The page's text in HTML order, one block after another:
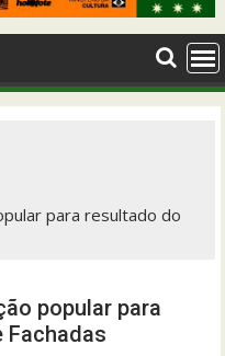
para resultado do
popular para
Fachadas